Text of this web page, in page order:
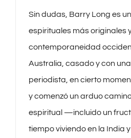
Sin dudas, Barry Long es
espirituales más originales
contemporaneidad
Australia, casado y con
periodista, en cierto
y comenzó un arduo
espiritual —incluido un
tiempo viviendo en la India